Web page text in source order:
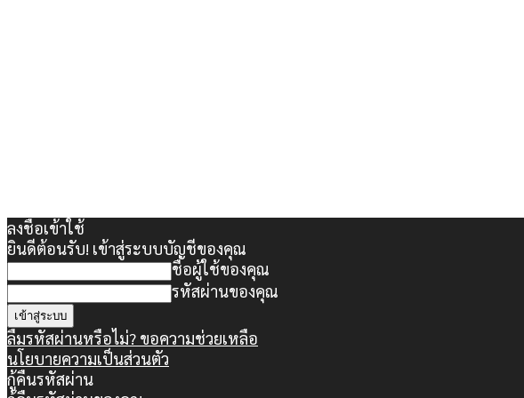
ลงชื่อเข้าใช้
ยินดีต้อนรับ! เข้าสู่ระบบบัญชีของคุณ
ชื่อผู้ใช้ของคุณ
รหัสผ่านของคุณ
ลืมรหัสผ่านหรือไม่? ขอความช่วยเหลือ
นโยบายความเป็นส่วนตัว
กู้คืนรหัสผ่าน